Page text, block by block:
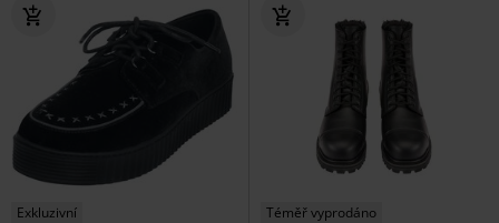
Exkluzivní
Téměř vyprodáno